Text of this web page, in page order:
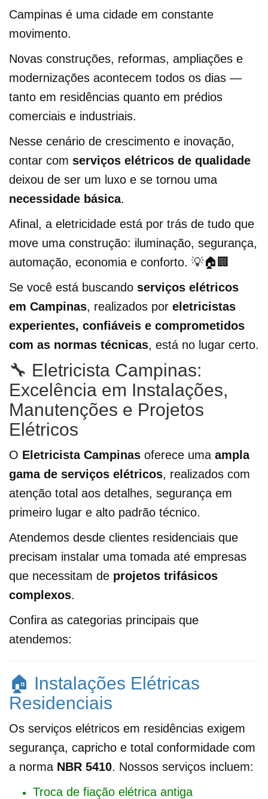
Campinas é uma cidade em constante
movimento.
Novas construções, reformas, ampliações e
modernizações acontecem todos os dias —
tanto em residências quanto em prédios
comerciais e industriais.
Nesse cenário de crescimento e inovação,
contar com serviços elétricos de qualidade
deixou de ser um luxo e se tornou uma
necessidade básica.
Afinal, a eletricidade está por trás de tudo que
move uma construção: iluminação, segurança,
automação, economia e conforto. 💡🏠🏢
Se você está buscando serviços elétricos
em Campinas, realizados por eletricistas
experientes, confiáveis e comprometidos
com as normas técnicas, está no lugar certo.
🔧 Eletricista Campinas:
Excelência em Instalações,
Manutenções e Projetos
Elétricos
O Eletricista Campinas oferece uma ampla
gama de serviços elétricos, realizados com
atenção total aos detalhes, segurança em
primeiro lugar e alto padrão técnico.
Atendemos desde clientes residenciais que
precisam instalar uma tomada até empresas
que necessitam de projetos trifásicos
complexos.
Confira as categorias principais que
atendemos:
🏠 Instalações Elétricas
Residenciais
Os serviços elétricos em residências exigem
segurança, capricho e total conformidade com
a norma NBR 5410. Nossos serviços incluem:
Troca de fiação elétrica antiga